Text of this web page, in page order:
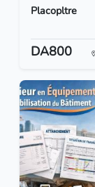
Placopltre
DA800